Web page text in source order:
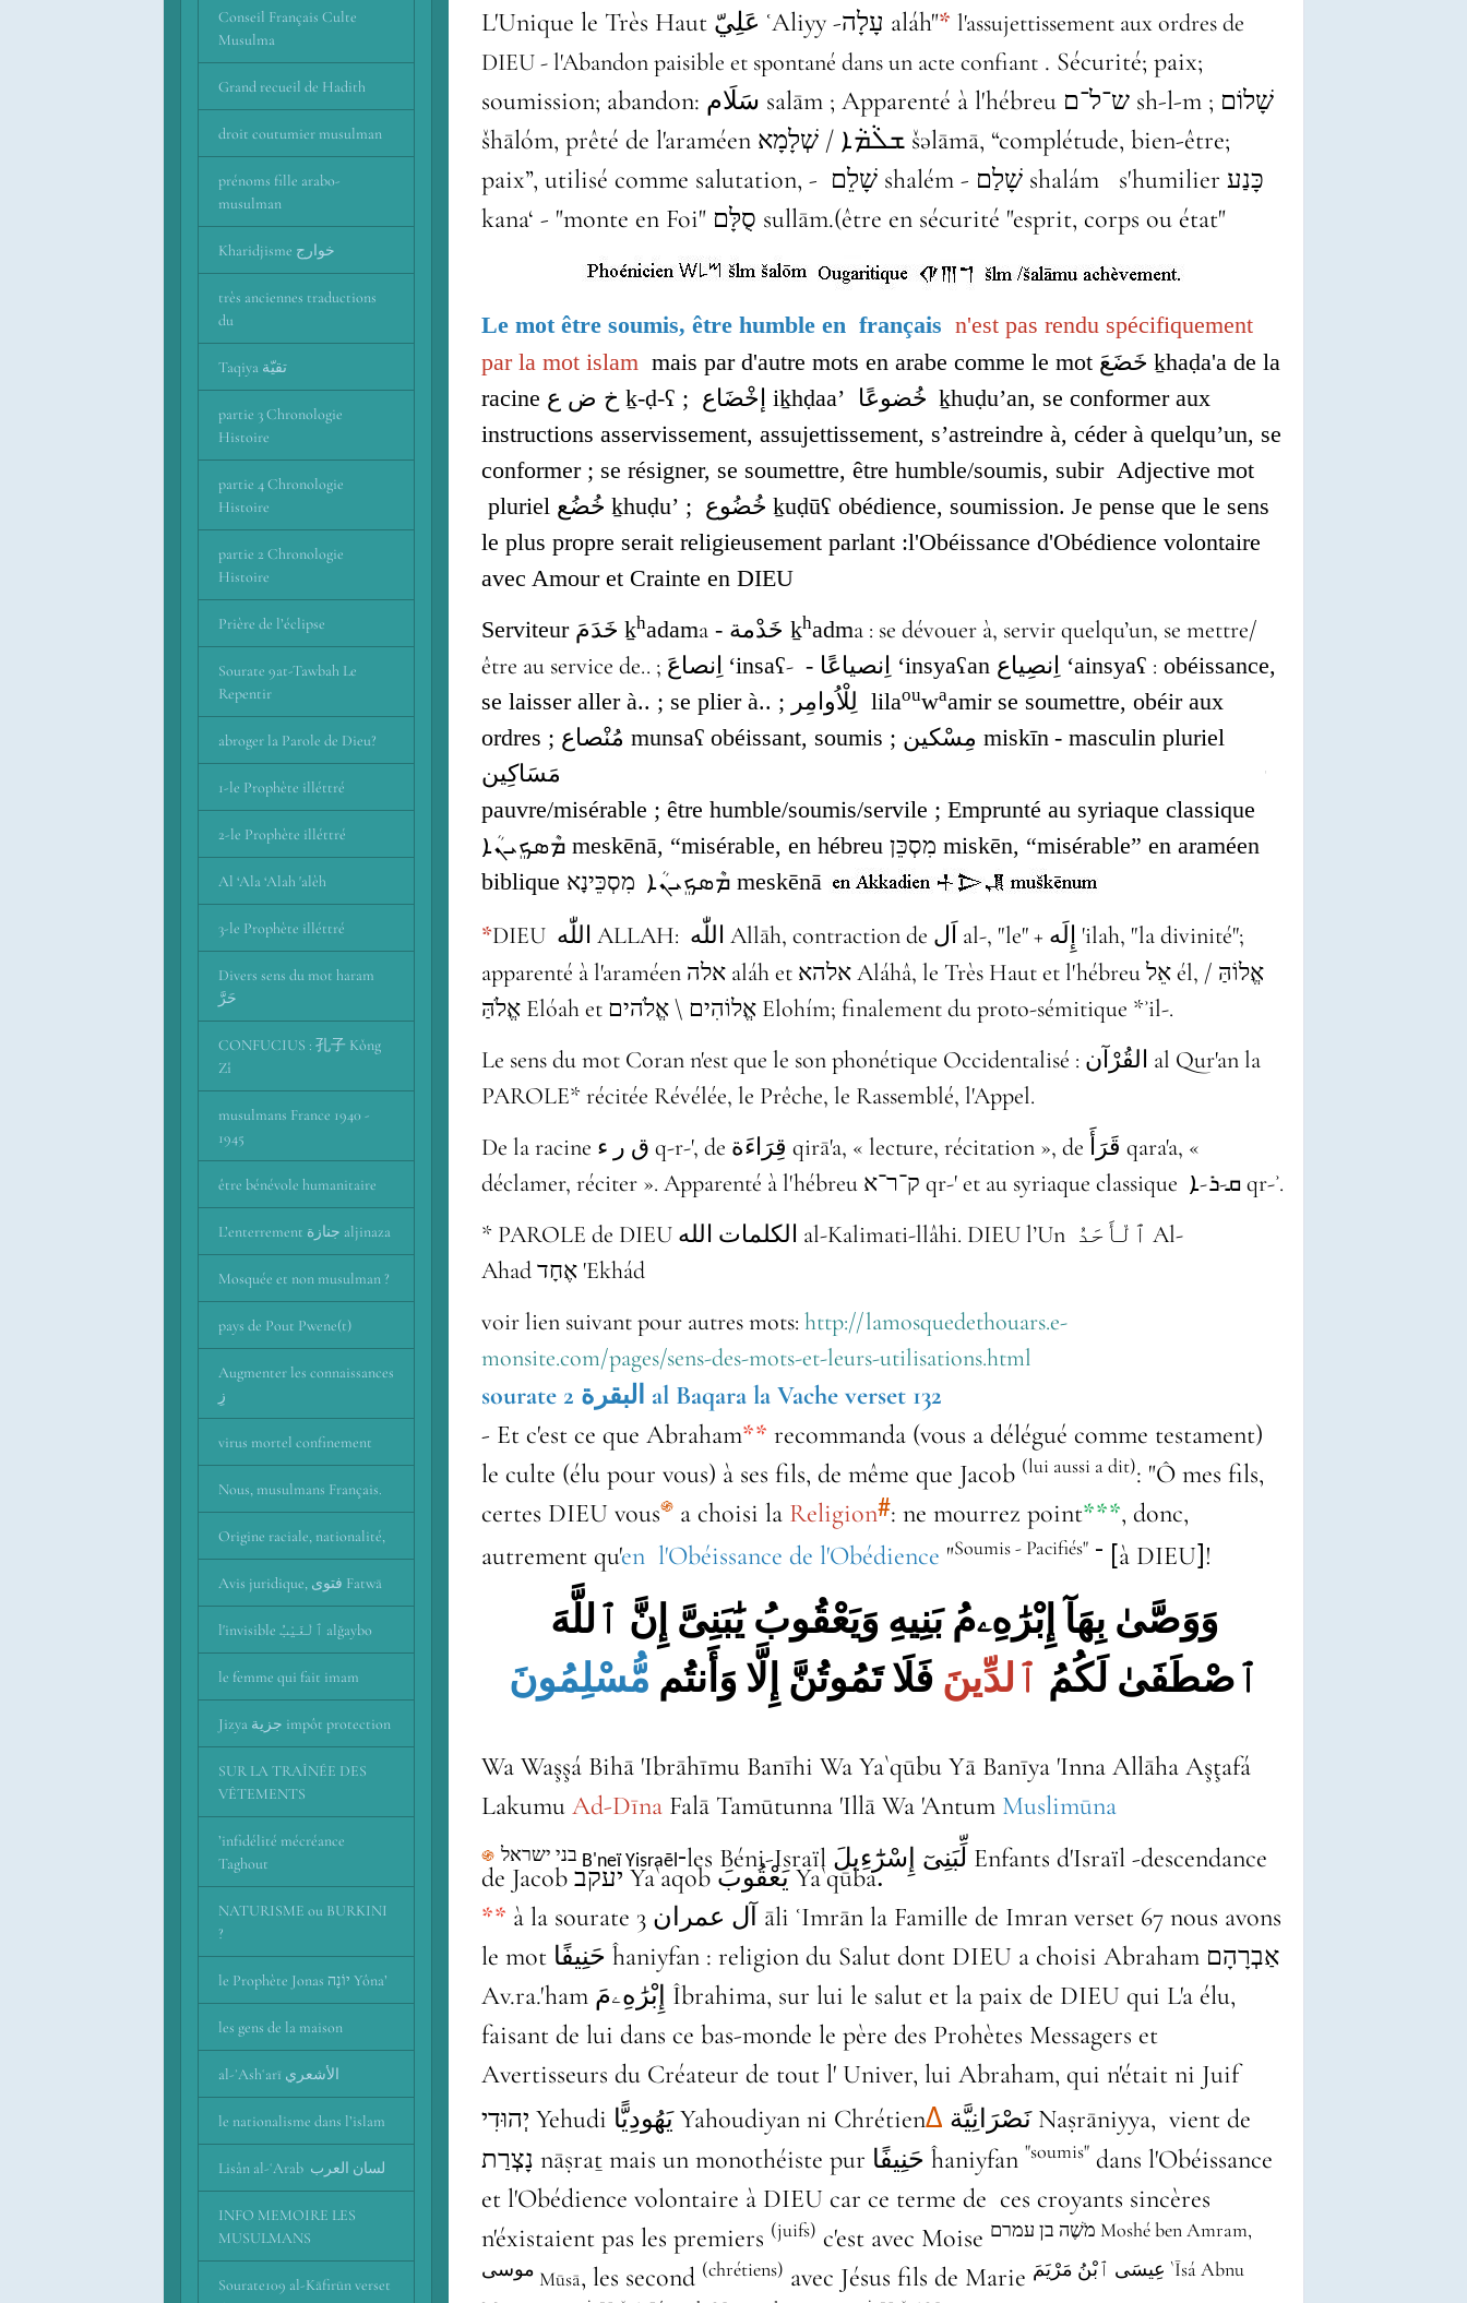
L'Unique le Très Haut عَلِيّ ʿAliyy -עָלָה aláh"* l'assujettissement aux ordres de
DIEU - l'Abandon paisible et spontané dans un acte confiant . Sécurité; paix;
soumission; abandon: سَلَام salām ;Apparenté à l'hébreu ש־ל־ם sh-l-m ; שָׁלוֹם‎
šhālóm, prêté de l'araméen שְׁלָמָא‎ / ܫܠܵܡܵܐ‎ šəlāmā, “complétude, bien-être;
paix”, utilisé comme salutation,
- שָׁלֵם shalém - שָׁלַם shalám
s'humilier כָּנַע
kana‘ - "monte en Foi" סֻלָּם‎ sullām.(être en sécurité "esprit, corps ou état"
Le mot être soumis, être humble en français n'est pas rendu spécifiquement
par la mot islam mais par d'autre mots en arabe comme le mot خَضَعَ ḵhaḍa'a de la
racine خ ض ع ‎ḵ-ḍ-ʕ ; إخْضَاع iḵhḍaa’ خُضوعًا ḵhuḍu’an, se conformer aux
instructions asservissement, assujettissement, s’astreindre à, céder à quelqu’un, se
conformer ; se résigner, se soumettre, être humble/soumis, subir Adjective mot
pluriel خُضُع ḵhuḍu’ ; خُضُوع ḵuḍūʕ obédience, soumission. Je pense que le sens
le plus propre serait religieusement parlant :l'Obéissance d'Obédience volontaire
avec Amour et Crainte en DIEU
Serviteur خَدَمَ ḵhadama - خَدْمةḵhadma : se dévouer à, servir quelqu’un, se mettre/
être au service de.. ; اِنصاعَ ‘insaʕ- - اِنصياعًا ‘insyaʕ an اِنصِياع ‘ainsyaʕ : obéissance,
se laisser aller à.. ; se plier à.. ; لِلْاُوامِر lilaouwaamir se soumettre, obéir aux
ordres ; مُنْصاع munsaʕ o béissant, soumis ; مِسْكينmiskīn - masculin pluriel
مَسَاكِين‎ masākīn : humble, misérable, servile, miséreux, pauvre, soumis devenir
pauvre/misérable ; être humble/soumis/servile ; Emprunté au syriaque classique
ܡܶܣܟܸܝܢܳܐ meskēnā, “misérable, en hébreuמִסְכֵּן miskēn, “misérable” en araméen
biblique מִסְכֵּינָא ܡܶܣܟܸܝܢܳܐ meskēnā
*DIEU اللّٰه ALLAH: اللّٰه‎ Allāh, contraction de اَل‎ al-, "le" + إِلَه‎ 'ilah, "la divinité";
apparenté à l'araméen אלה aláh et אלהא Aláhâ, le Très Haut et l'hébreu אֵל él, אֱלוֹהַּ /
אֱלֹהַּ Elóah et אֱלוֹהִים \ אֱלֹהים Elohím; finalement du proto-sémitique *ʾil-.
Le sens du mot Coran n'est que le son phonétique Occidentalisé : القُرْآن al Qur'an la
PAROLE* récitée Révélée, le Prêche, le Rassemblé, l'Appel.
De la racine ق ر ء‎ q-r-', de قِرَاءَة‎ qirā'a, « lecture, récitation », de قَرَأَ‎ qara'a, «
déclamer, réciter ». Apparenté à l'hébreu ק־ר־א qr-' et au syriaque classique ܩ-ܪ-ܐ‎ qr-ʾ.
* PAROLE de DIEU الكلمات الله al-Kalimati-llâhi. DIEU l’Un ٱلْأَحَدُ Al-
Ahad אֶחָד 'Ekhád
voir lien suivant pour autres mots:http://lamosquedethouars.e-
monsite.com/pages/sens-des-mots-et-leurs-utilisations.html
sourate 2 البقرة al Baqara la Vache verset 132
- Et c'est ce que Abraham** recommanda (vous a délégué comme testament)
le culte (élu pour vous) à ses fils, de même que Jacob (lui aussi a dit): "Ô mes fils,
certes DIEU vous֍ a choisi la Religion#: ne mourrez point***, donc,
autrement qu'en l'Obéissance de l'Obédience "Soumis - Pacifiés" - à DIEU !
وَوَصَّىٰ بِهَآ إِبْرَٰهِۦمُ بَنِيهِ وَيَعْقُوبُ يَٰبَنِىَّ إِنَّ ٱللَّهَ
ٱصْطَفَىٰ لَكُمُ ٱلدِّينَ فَلَا تَمُوتُنَّ إِلَّا وَأَنتُم مُّسْلِمُونَ
Wa Waşşá Bihā 'Ibrāhīmu Banīhi Wa Ya`qūbu Yā Banīya 'Inna Allāha Aşţafá
LakumuAd-Dīna Falā Tamūtunna 'Illā Wa 'Antum Muslimūna
֍ בני ישראל B'neï Yisraēl-les Béni-Israïl لِّبَنِىٓ إِسْرَٰٓءِيلَ Enfants d'Israïl -descendance
de Jacob יעקב Ya`aqob يَعْقُوبَ Ya`qūba.
** à la sourate 3 آل عمران āli ʿImrān la Famille de Imran verset 67 nous avons
le mot حَنِيفًا ĥaniyfan : religion du Salut dont DIEU a choisi Abraham אַבְרָהָם
Av.ra.'ham إِبْرَٰهِۦمَ Îbrahima, sur lui le salut et la paix de DIEU qui L'a élu,
faisant de lui dans ce bas-monde le père des Prohètes Messagers et
Avertisseurs du Créateur de tout l' Univer, lui Abraham, qui n'était ni Juif
יְהוּדִי‎ Yehudi يَهُودِيًّا Yahoudiyan ni Chrétien∆
נָצְרַת‎ nāṣraṯ mais un monothéiste pur حَنِيفًا ĥaniyfan"soumis" dans l'Obéissance
et l'Obédience volontaire à DIEU car ce terme de ces croyants sincères
n'éxistaient pas les premiers (juifs) c'est avec Moise מֹשֶׁה בן עמרם Moshé ben Amram,
موسى Mūsā, les second (chrétiens) avec Jésus fils de Marie عِيسَى ٱبْنُ مَرْيَمَ `Īsá Abnu
Conseil Français Culte
Musulma
Grand recueil de Hadith
droit coutumier musulman
prénoms fille arabo-
musulman
Kharidjisme خوارج
très anciennes traductions
du
Taqiya تقيّة
partie 3 Chronologie
Histoire
partie 4 Chronologie
Histoire
partie 2 Chronologie
Histoire
Prière de l’éclipse
Sourate 9at-Tawbah Le
Repentir
abroger la Parole de Dieu?
1-le Prophète illéttré
2-le Prophète illéttré
Al ‘Ala ‘Alah 'alèh
3-le Prophète illéttré
Divers sens du mot haram
حَرَّ
CONFUCIUS : 孔子 Kǒng
Zǐ
musulmans France 1940 -
1945
être bénévole humanitaire
L’enterrement جنازة aljinaza
Mosquée et non musulman ?
pays de Pout Pwene(t)
Augmenter les connaissances
زِ
virus mortel confinement
Nous, musulmans Français.
Origine raciale, nationalité,
Avis juridique, فتوى Fatwā
l'invisible ٱلْغَيْبُ alğaybo
le femme qui fait imam
Jizya جزية impôt protection
SUR LA TRAÎNÉE DES
VÊTEMENTS
’infidélité mécréance
Taghout
NATURISME ou BURKINI
?
le Prophète Jonas יוֹנָה Yôna’
les gens de la maison
al-ʾAshʿarī اﻷشعري
le nationalisme dans l’islam
Lisân al-ʿArab لسان العرب
INFO MEMOIRE LES
MUSULMANS
Sourate109 al-Kāfirūn verset